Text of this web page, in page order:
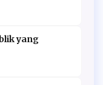
yang